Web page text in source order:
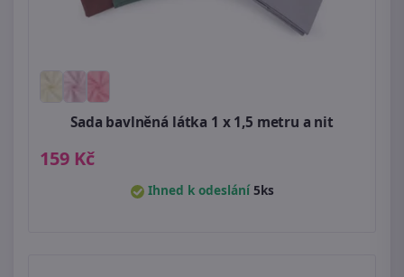
Sada bavlněná látka 1 x 1,5 metru a nit
159 Kč
Ihned k odeslání5ks